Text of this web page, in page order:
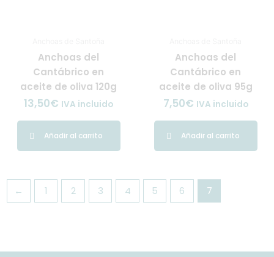
Anchoas del
Cantábrico en
aceite de oliva 120g
13,50€ IVA incluido
Añadir al carrito
Anchoas del
Cantábrico en
aceite de oliva 95g
7,50€ IVA incluido
Añadir al carrito
← 1 2 3 4 5 6 7